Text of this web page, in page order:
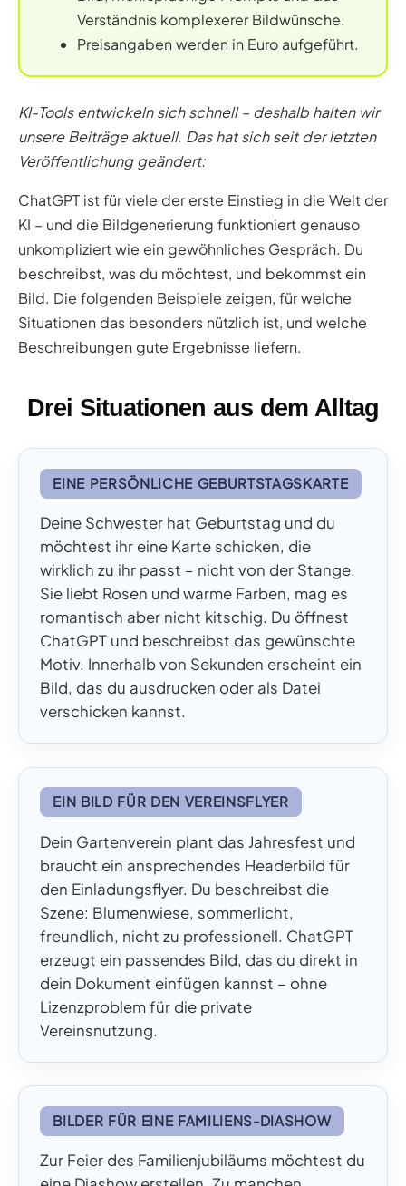
Verständnis komplexerer Bildwünsche.
Preisangaben werden in Euro aufgeführt.
KI-Tools entwickeln sich schnell – deshalb halten wir
unsere Beiträge aktuell. Das hat sich seit der letzten
Veröffentlichung geändert:
ChatGPT ist für viele der erste Einstieg in die Welt der
KI – und die Bildgenerierung funktioniert genauso
unkompliziert wie ein gewöhnliches Gespräch. Du
beschreibst, was du möchtest, und bekommst ein
Bild. Die folgenden Beispiele zeigen, für welche
Situationen das besonders nützlich ist, und welche
Beschreibungen gute Ergebnisse liefern.
Drei Situationen aus dem Alltag
EINE PERSÖNLICHE GEBURTSTAGSKARTE
Deine Schwester hat Geburtstag und du
möchtest ihr eine Karte schicken, die
wirklich zu ihr passt – nicht von der Stange.
Sie liebt Rosen und warme Farben, mag es
romantisch aber nicht kitschig. Du öffnest
ChatGPT und beschreibst das gewünschte
Motiv. Innerhalb von Sekunden erscheint ein
Bild, das du ausdrucken oder als Datei
verschicken kannst.
EIN BILD FÜR DEN VEREINSFLYER
Dein Gartenverein plant das Jahresfest und
braucht ein ansprechendes Headerbild für
den Einladungsflyer. Du beschreibst die
Szene: Blumenwiese, sommerlicht,
freundlich, nicht zu professionell. ChatGPT
erzeugt ein passendes Bild, das du direkt in
dein Dokument einfügen kannst – ohne
Lizenzproblem für die private
Vereinsnutzung.
BILDER FÜR EINE FAMILIENS-DIASHOW
Zur Feier des Familienjubiläums möchtest du